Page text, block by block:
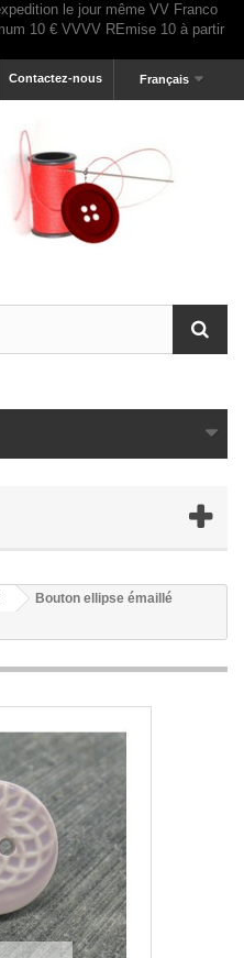
Français
Contactez-nous
Bouton ellipse émaillé